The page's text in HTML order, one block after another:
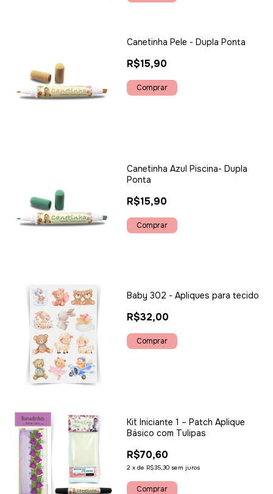
Canetinha Pele - Dupla Ponta
R$15,90
Canetinha Azul Piscina- Dupla
Ponta
R$15,90
Baby 302 - Apliques para tecido
R$32,00
Kit Iniciante 1 – Patch Aplique
Básico com Tulipas
R$70,60
2 x de R$35,30 sem juros